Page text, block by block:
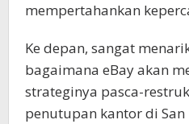
mempertahankan
Ke depan, sangat
bagaimana eBay akan
strateginya pasca-
penutupan kantor di San